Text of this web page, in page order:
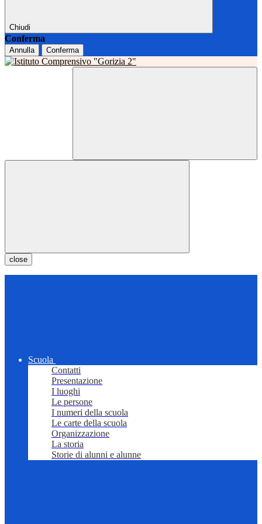
Chiudi
Conferma
Annulla Conferma
close
Scuola
Contatti
Presentazione
I luoghi
Le persone
I numeri della scuola
Le carte della scuola
Organizzazione
La storia
Storie di alunni e alunne